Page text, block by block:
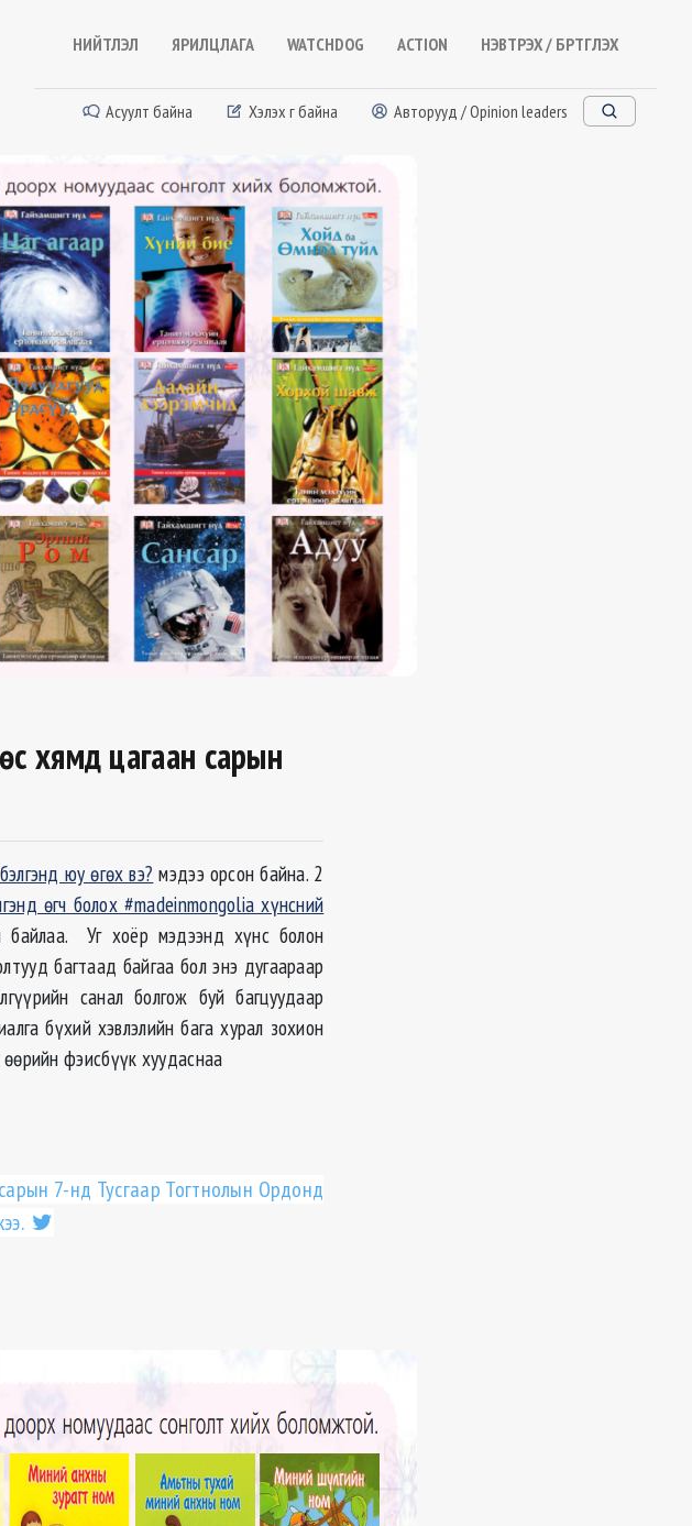
НИЙТЛЭЛ ЯРИЛЦЛАГА WATCHDOG ACTION НЭВТРЭХ / БҮРТГҮҮЛЭХ
Асуулт байна Хэлэх үг байна Авторууд / Opinion leaders
хямд цагаан сарын
юу өгөх вэ? мэдээ орсон байна. 2
өгч болох #madeinmongolia хүнсний
байлаа. Уг хоёр мэдээнд хүнс болон
багтаад байгаа бол энэ дугаараар
санал болгож буй багцуудаар
бүхий хэвлэлийн бага хурал зохион
фэисбүүк хуудаснаа
7-нд Тусгаар Тогтнолын Ордонд